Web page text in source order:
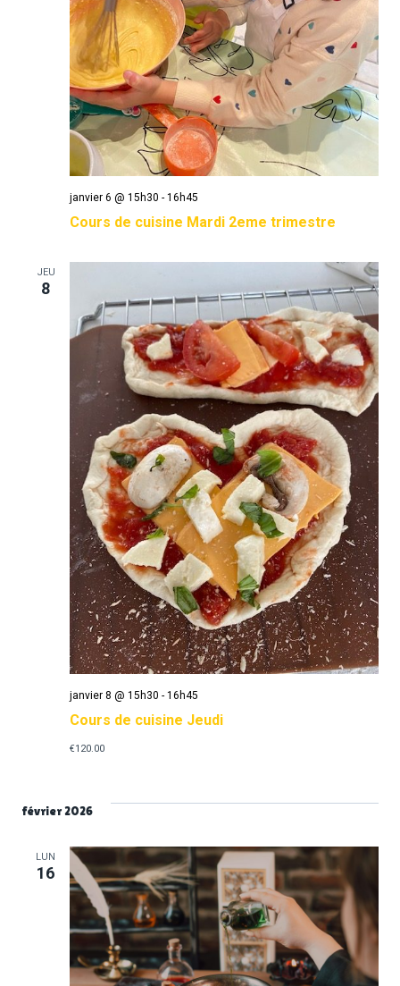
Cours de cuisine Mardi 2eme trimestre
janvier 6 @ 15h30 - 16h45
JEU
8
Cours de cuisine Jeudi
janvier 8 @ 15h30 - 16h45
€120.00
février 2026
LUN
16